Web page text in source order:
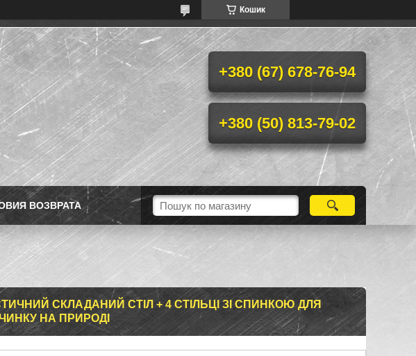
Кошик
+380 (67) 678-76-94
+380 (50) 813-79-02
ВОЗВРАТА
СКЛАДАНИЙ СТІЛ + 4 СТІЛЬЦІ ЗІ СПИНКОЮ ДЛЯ
НА ПРИРОДІ